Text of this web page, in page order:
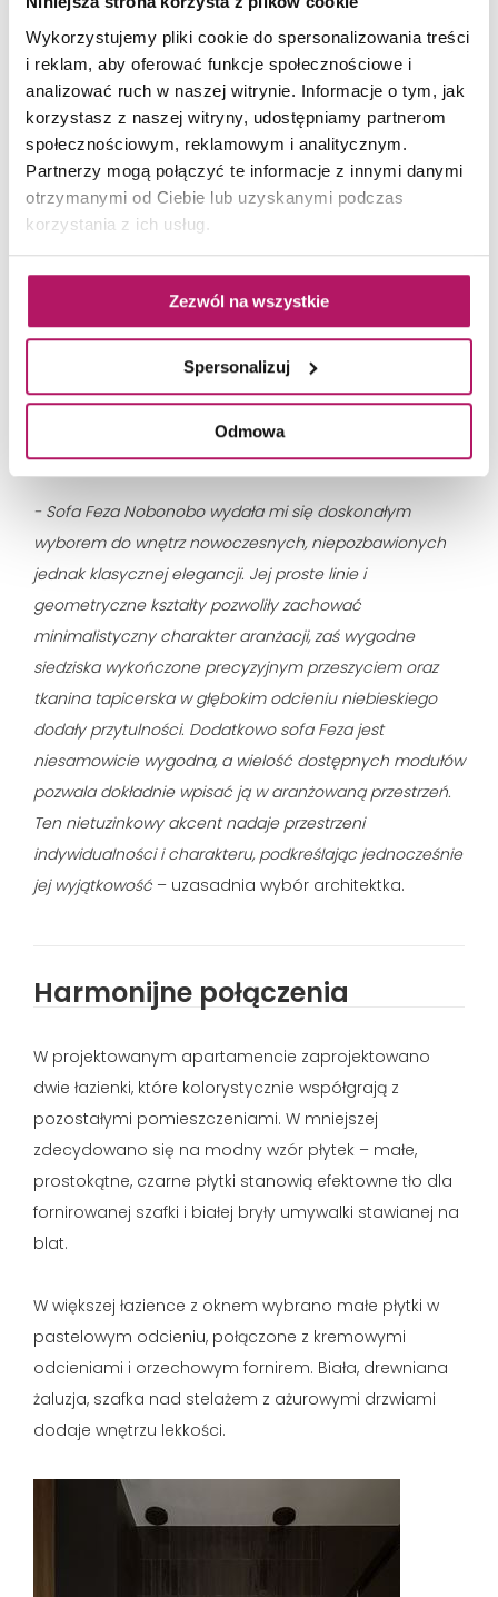
Wykorzystujemy pliki cookie do spersonalizowania treści
i reklam, aby oferować funkcje społecznościowe i
analizować ruch w naszej witrynie. Informacje o tym, jak
korzystasz z naszej witryny, udostępniamy partnerom
społecznościowym, reklamowym i analitycznym.
Partnerzy mogą połączyć te informacje z innymi danymi
otrzymanymi od Ciebie lub uzyskanymi podczas
korzystania z ich usług.
Zezwól na wszystkie
Spersonalizuj
Odmowa
- Sofa Feza Nobonobo wydała mi się doskonałym
wyborem do wnętrz nowoczesnych, niepozbawionych
jednak klasycznej elegancji. Jej proste linie i
geometryczne kształty pozwoliły zachować
minimalistyczny charakter aranżacji, zaś wygodne
siedziska wykończone precyzyjnym przeszyciem oraz
tkanina tapicerska w głębokim odcieniu niebieskiego
dodały przytulności. Dodatkowo sofa Feza jest
niesamowicie wygodna, a wielość dostępnych modułów
pozwala dokładnie wpisać ją w aranżowaną przestrzeń.
Ten nietuzinkowy akcent nadaje przestrzeni
indywidualności i charakteru, podkreślając jednocześnie
jej wyjątkowość – uzasadnia wybór architektka.
Harmonijne połączenia
W projektowanym apartamencie zaprojektowano
dwie łazienki, które kolorystycznie współgrają z
pozostałymi pomieszczeniami. W mniejszej
zdecydowano się na modny wzór płytek – małe,
prostokątne, czarne płytki stanowią efektowne tło dla
fornirowanej szafki i białej bryły umywalki stawianej na
blat.
W większej łazience z oknem wybrano małe płytki w
pastelowym odcieniu, połączone z kremowymi
odcieniami i orzechowym fornirem. Biała, drewniana
żaluzja, szafka nad stelażem z ażurowymi drzwiami
dodaje wnętrzu lekkości.